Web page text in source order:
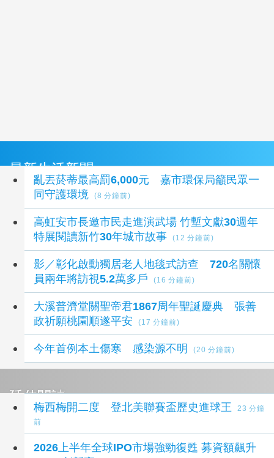
最新生活新聞
亂丟菸蒂最高罰6,000元 嘉市環保局籲民眾一
同守護環境
(8 分鐘前)
高虹安市長邀市民走進演武場 竹塹文獻30週年
特展閱讀新竹30年城市故事
(12 分鐘前)
影／彰化啟動獨居老人地毯式訪查 720名關懷
員兩年將訪視5.2萬多戶
(16 分鐘前)
大溪普濟堂關聖帝君1867周年聖誕慶典 張善
政祈願桃園順遂平安
(17 分鐘前)
今年首例本土傷寒 感染源不明 (20 分鐘前)
延伸閱讀
梅西梅開二度 登北美聯賽盃歷史進球王
23 分鐘
前
2026上半年全球IPO市場強勁復甦 募資額飆升